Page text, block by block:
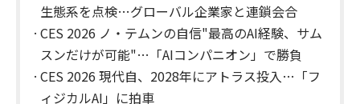
生態系を点検…グローバル企業家と連鎖会合
CES 2026 ノ・テムンの自信"最高のAI経験、サム
スンだけが可能"…「AIコンパニオン」で勝負
CES 2026 現代自、2028年にアトラス投入…「フ
ィジカルAI」に拍車